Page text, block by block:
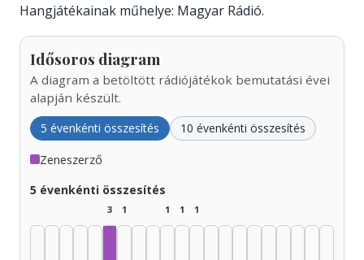
Hangjátékainak műhelye: Magyar Rádió.
Idősoros diagram
A diagram a betöltött rádiójátékok bemutatási évei
alapján készült.
5 évenkénti összesítés 10 évenkénti összesítés
Zeneszerző
5 évenkénti összesítés
3 1 1 1 1